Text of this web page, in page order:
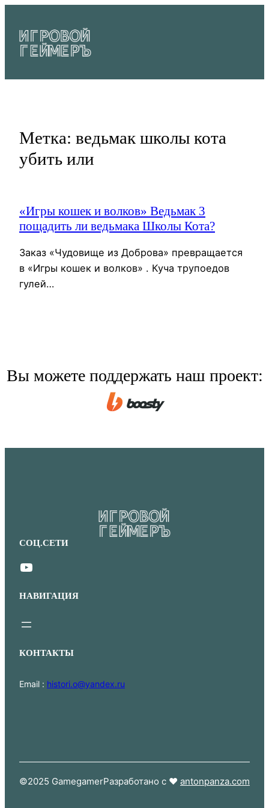
содержимому
Метка: ведьмак школы кота
убить или
«Игры кошек и волков» Ведьмак 3
пощадить ли ведьмака Школы Кота?
Заказ «Чудовище из Доброва» превращается
в «Игры кошек и волков» . Куча трупоедов
гулей…
Вы можете поддержать наш проект:
СОЦ.СЕТИ
YouTube
НАВИГАЦИЯ
КОНТАКТЫ
Email : histori.o@yandex.ru
©2025 GamegamerРазработано с ❤ antonpanza.com